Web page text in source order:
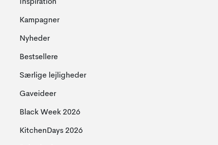
Inspiration
Kampagner
Nyheder
Bestsellere
Særlige lejligheder
Gaveideer
Black Week 2026
KitchenDays 2026